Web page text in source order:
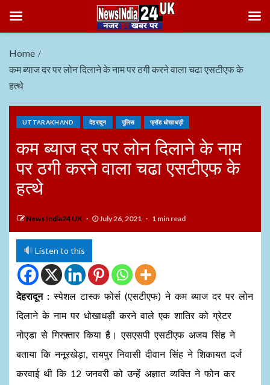
Home
कम ब्याज दर पर लोन दिलाने के नाम पर ठगी करने वाला चढा एसटीएफ के
हत्थे
UTTARAKHAND देहरादून पुलिस फ्रॉड धोखाधड़ी
कम ब्याज दर पर लोन दिलाने के नाम
पर ठगी करने वाला चढा एसटीएफ के
हत्थे
News India24 UK July 26, 2021 1 min read
Listen to this
देहरादून : स्पेशल टास्क फोर्स (एसटीएफ) ने कम ब्याज दर पर लोन
दिलाने के नाम पर धोखाधड़ी करने वाले एक शातिर को ग्रेटर
नोएडा से गिरफ्तार किया है। एसएसपी एसटीएफ अजय सिंह ने
बताया कि ननूरखेड़ा, रायपुर निवासी दीवान सिंह ने शिकायत दर्ज
करवाई थी कि 12 जनवरी को उन्हें अज्ञात व्यक्ति ने फोन कर